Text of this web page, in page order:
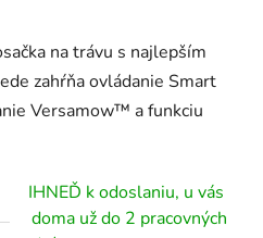
na trávu s najlepším
zahŕňa ovládanie Smart
Versamow™ a funkciu
IHNEĎ k odoslaniu, u vás
doma už do 2 pracovných